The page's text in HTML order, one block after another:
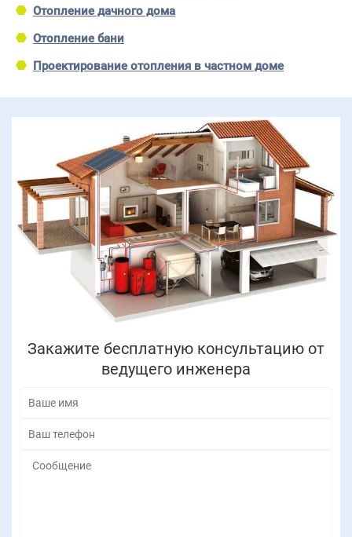
Отопление дачного дома
Отопление бани
Проектирование отопления в частном доме
Закажите бесплатную консультацию от
ведущего инженера